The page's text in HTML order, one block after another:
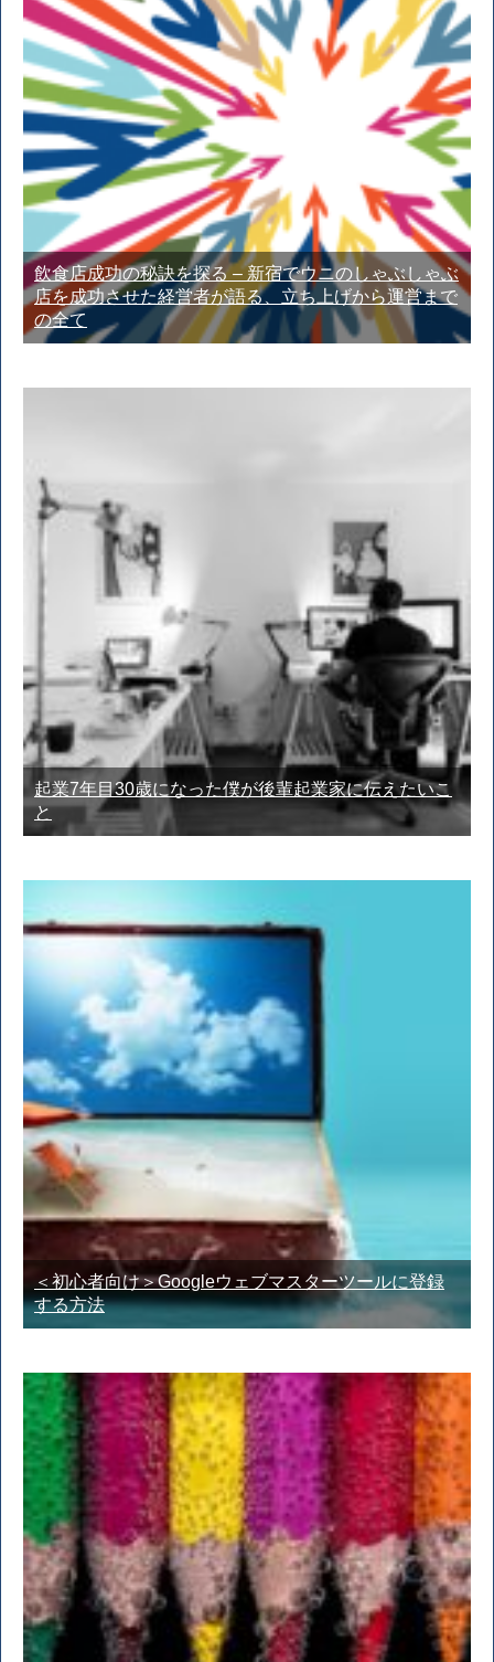
飲食店成功の秘訣を探る – 新宿でウニのしゃぶしゃぶ
店を成功させた経営者が語る、立ち上げから運営まで
の全て
起業7年目30歳になった僕が後輩起業家に伝えたいこ
と
＜初心者向け＞Googleウェブマスターツールに登録
する方法